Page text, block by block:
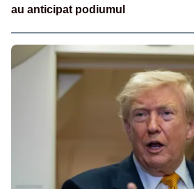
au anticipat podiumul